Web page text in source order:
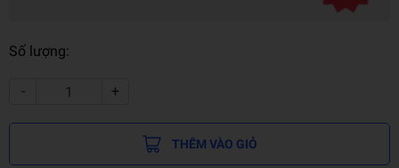
Số lượng:
- +
THÊM VÀO GIỎ